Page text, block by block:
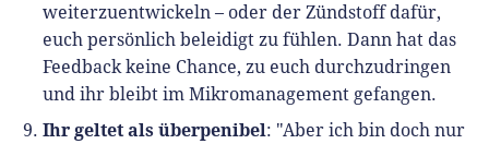
weiterzuentwickeln – oder der Zündstoff dafür,
euch persönlich beleidigt zu fühlen. Dann hat das
Feedback keine Chance, zu euch durchzudringen
und ihr bleibt im Mikromanagement gefangen.
Ihr geltet als überpenibel: "Aber ich bin doch nur